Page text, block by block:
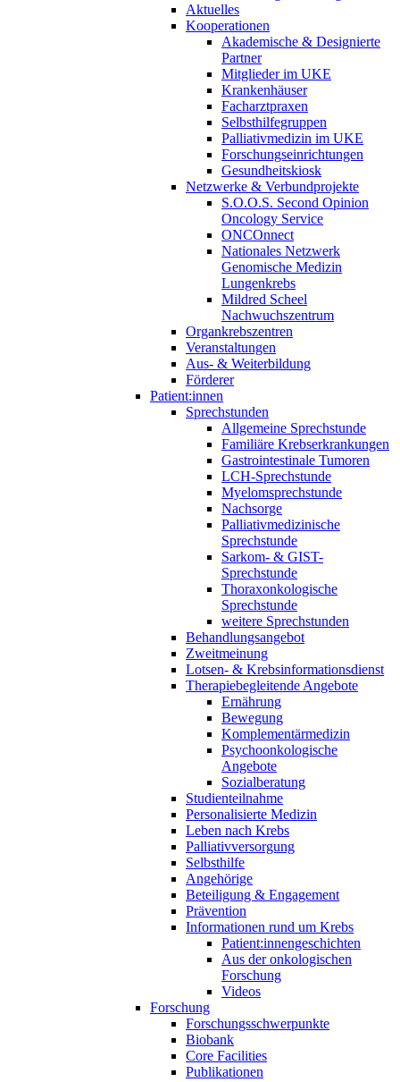
Aktuelles
Kooperationen
Akademische & Designierte
Partner
Mitglieder im UKE
Krankenhäuser
Facharztpraxen
Selbsthilfegruppen
Palliativmedizin im UKE
Forschungseinrichtungen
Gesundheitskiosk
Netzwerke & Verbundprojekte
S.O.O.S. Second Opinion
Oncology Service
ONCOnnect
Nationales Netzwerk
Genomische Medizin
Lungenkrebs
Mildred Scheel
Nachwuchszentrum
Organkrebszentren
Veranstaltungen
Aus- & Weiterbildung
Förderer
Patient:innen
Sprechstunden
Allgemeine Sprechstunde
Familiäre Krebserkrankungen
Gastrointestinale Tumoren
LCH-Sprechstunde
Myelomsprechstunde
Nachsorge
Palliativmedizinische
Sprechstunde
Sarkom- & GIST-
Sprechstunde
Thoraxonkologische
Sprechstunde
weitere Sprechstunden
Behandlungsangebot
Zweitmeinung
Lotsen- & Krebsinformationsdienst
Therapiebegleitende Angebote
Ernährung
Bewegung
Komplementärmedizin
Psychoonkologische
Angebote
Sozialberatung
Studienteilnahme
Personalisierte Medizin
Leben nach Krebs
Palliativversorgung
Selbsthilfe
Angehörige
Beteiligung & Engagement
Prävention
Informationen rund um Krebs
Patient:innengeschichten
Aus der onkologischen
Forschung
Videos
Forschung
Forschungsschwerpunkte
Biobank
Core Facilities
Publikationen